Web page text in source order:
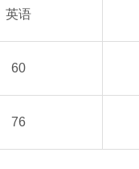
英语
60
76